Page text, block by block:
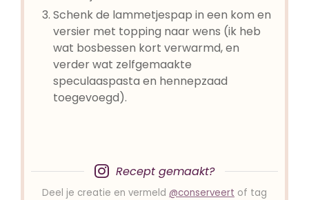
Schenk de lammetjespap in een kom en
versier met topping naar wens (ik heb
wat bosbessen kort verwarmd, en
verder wat zelfgemaakte
speculaaspasta en hennepzaad
toegevoegd).
Recept gemaakt?
Deel je creatie en vermeld @conserveert of tag